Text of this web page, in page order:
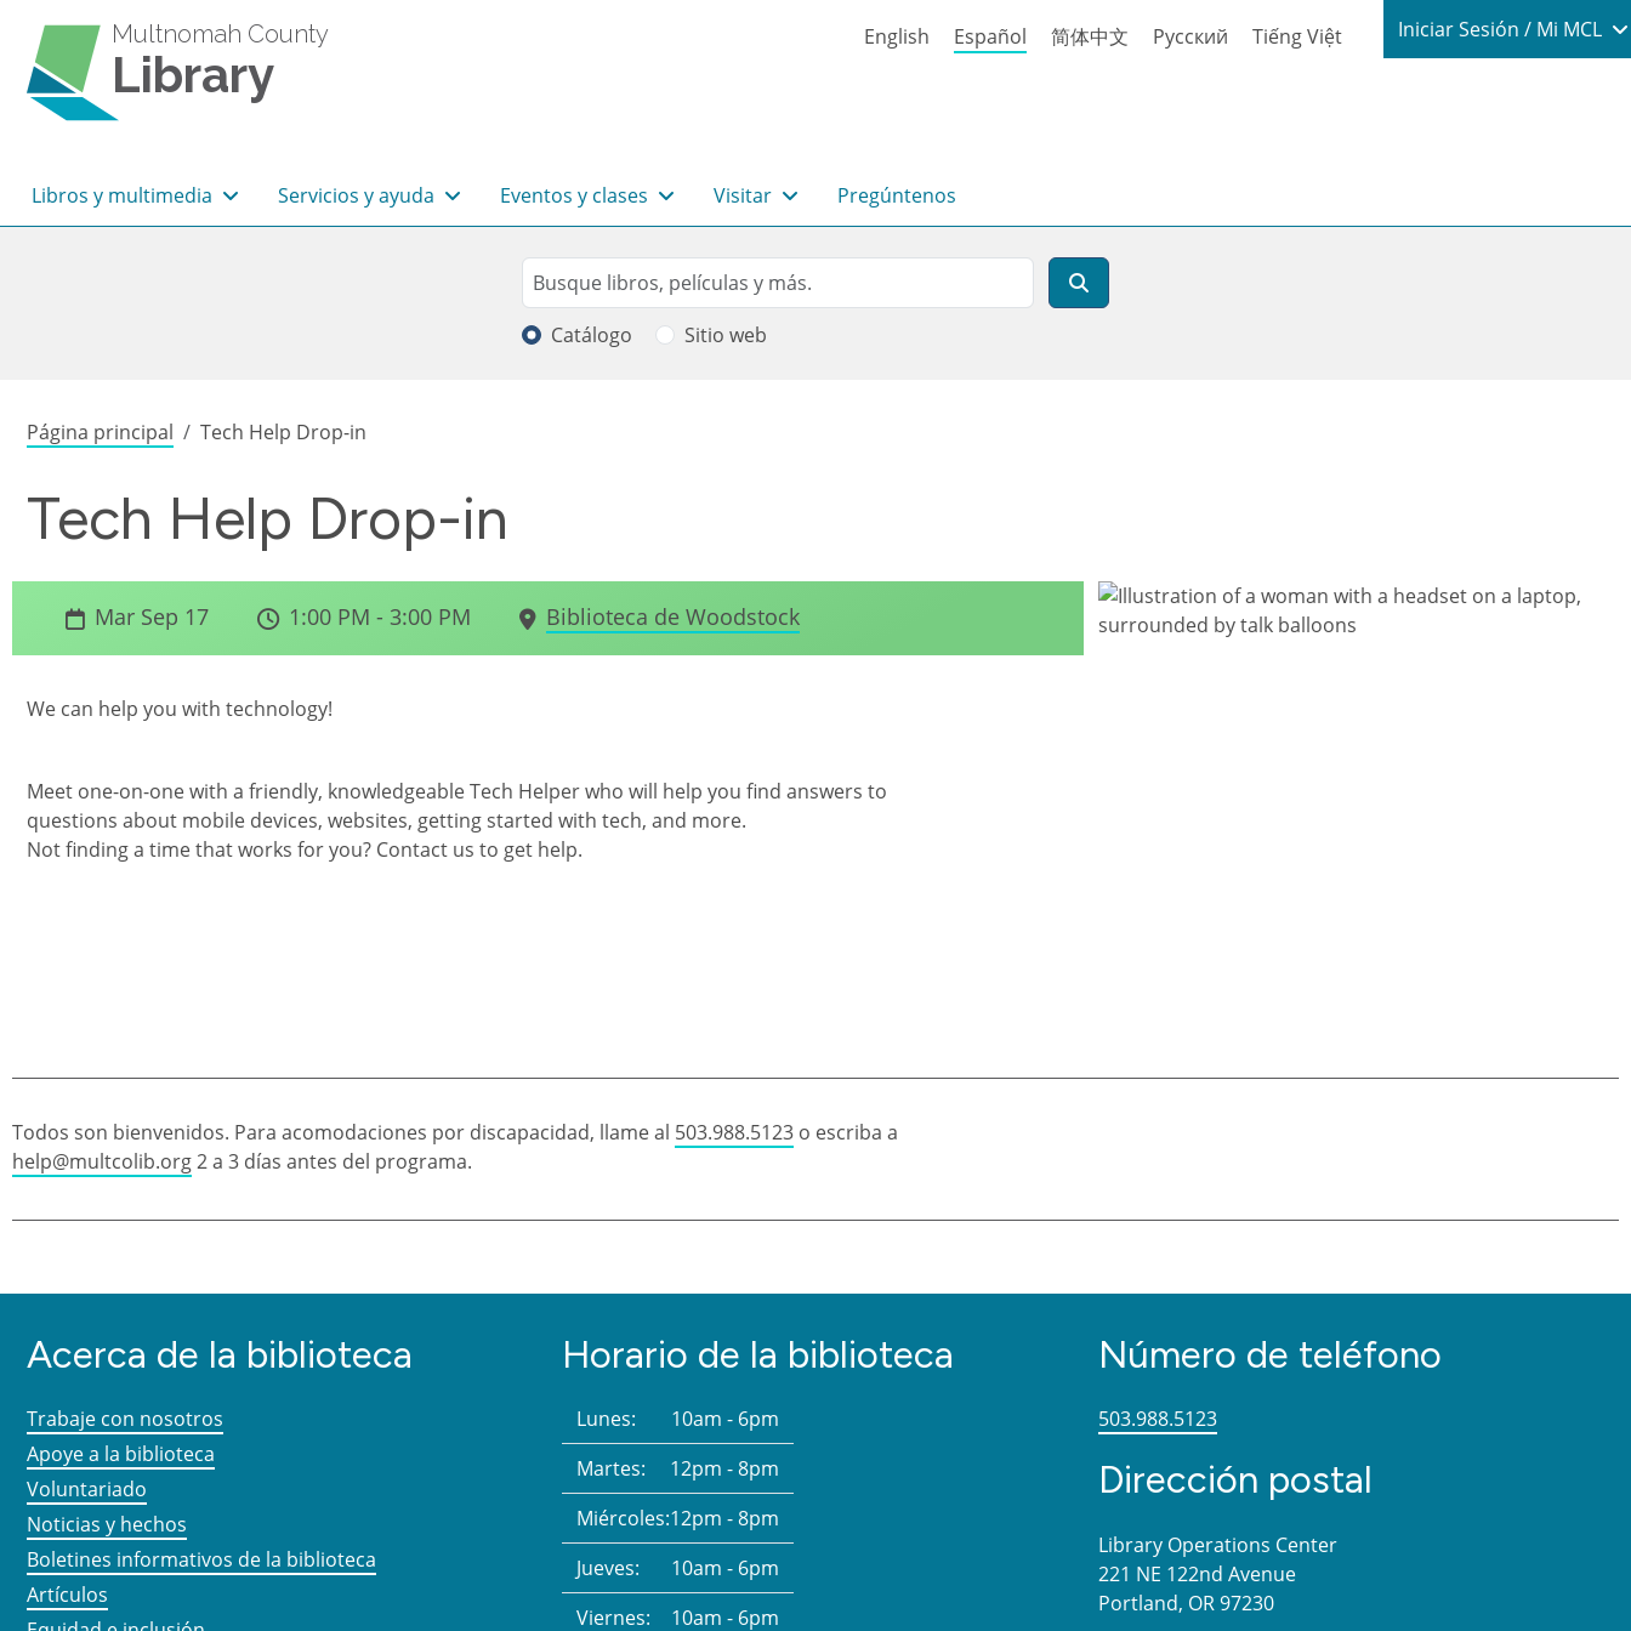
Multnomah County
Library
English Español 简体中文 Русский Tiếng Việt Login / My
Iniciar Sesión / Mi MCL
Navegación principal
Libros y multimedia Servicios y ayuda Eventos y clases Visitar Pregúntenos
Search
Buscar
Catálogo Sitio web
Sobrescribir enlaces de ayuda a la navegación
Página principal Tech Help Drop-in
Tech Help Drop-in
Mar Sep 17 1:00 PM - 3:00 PM Biblioteca de Woodstock
We can help you with technology!
Meet one-on-one with a friendly, knowledgeable Tech Helper who will help you find answers to
questions about mobile devices, websites, getting started with tech, and more.
Not finding a time that works for you? Contact us to get help.
Todos son bienvenidos. Para acomodaciones por discapacidad, llame al 503.988.5123 o escriba a
help@multcolib.org2 a 3 días antes del programa.
Acerca de la biblioteca
Trabaje con nosotros
Apoye a la biblioteca
Voluntariado
Noticias y hechos
Boletines informativos de la biblioteca
Artículos
Horario de la biblioteca
Lunes:
10am - 6pm
Martes:
12pm - 8pm
Miércoles:12pm - 8pm
Jueves:
10am - 6pm
Viernes:
10am - 6pm
Número de teléfono
503.988.5123
Dirección postal
Library Operations Center
221 NE 122nd Avenue
Portland, OR 97230